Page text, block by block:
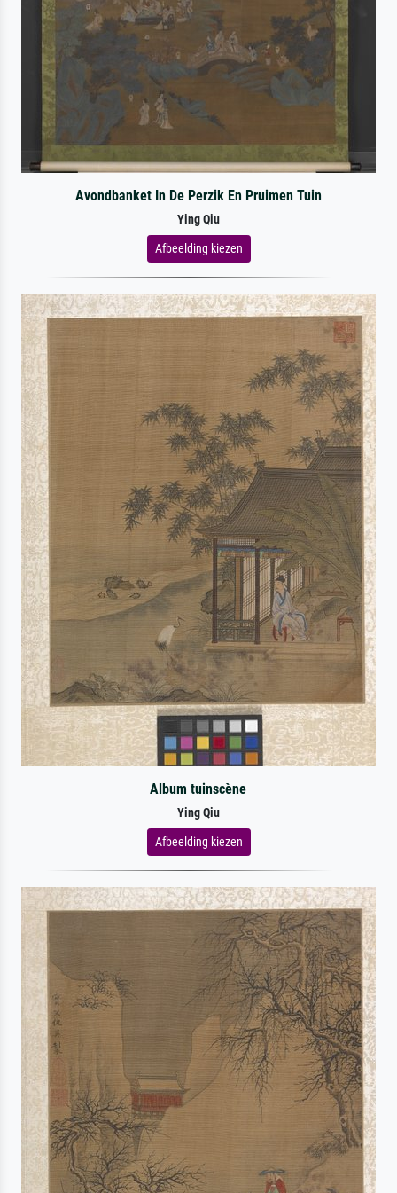
Avondbanket In De Perzik En Pruimen Tuin
Ying Qiu
Afbeelding kiezen
Album tuinscène
Ying Qiu
Afbeelding kiezen